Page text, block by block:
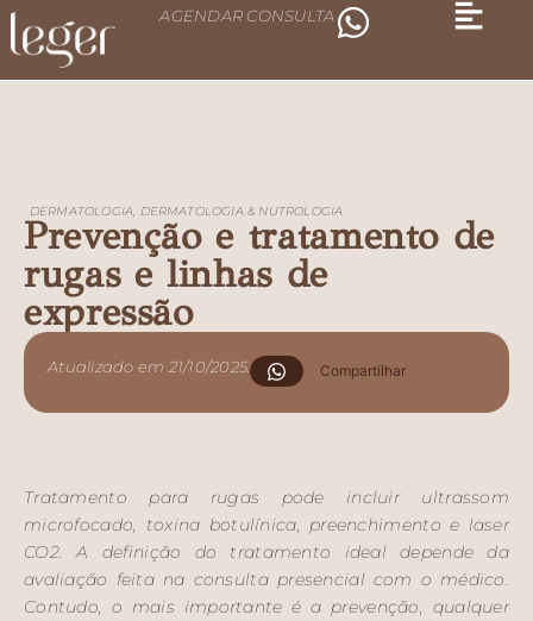
AGENDAR CONSULTA
DERMATOLOGIA, DERMATOLOGIA & NUTROLOGIA
Prevenção e tratamento de
rugas e linhas de
expressão
Atualizado em 21/10/2025. Compartilhar
Tratamento para rugas pode incluir ultrassom
microfocado, toxina botulínica, preenchimento e laser
CO2. A definição do tratamento ideal depende da
avaliação feita na consulta presencial com o médico.
Contudo, o mais importante é a prevenção, qualquer